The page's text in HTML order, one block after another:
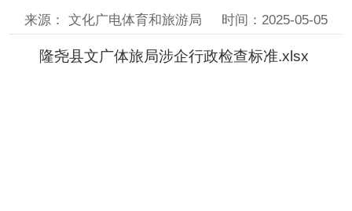
来源： 文化广电体育和旅游局 时间：2025-05-05
隆尧县文广体旅局涉企行政检查标准.xlsx